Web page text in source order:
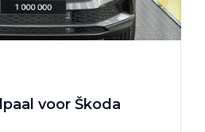
voor Škoda